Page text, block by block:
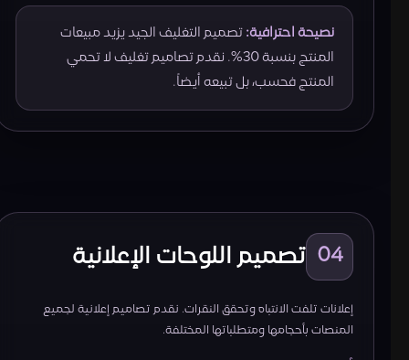
نصيحة احترافية: تصميم التغليف الجيد يزيد مبيعات
المنتج بنسبة 30%. نقدم تصاميم تغليف لا تحمي
المنتج فحسب، بل تبيعه أيضاً.
04 تصميم اللوحات الإعلانية
إعلانات تلفت الانتباه وتحقق النقرات. نقدم تصاميم إعلانية لجميع
المنصات بأحجامها ومتطلباتها المختلفة.